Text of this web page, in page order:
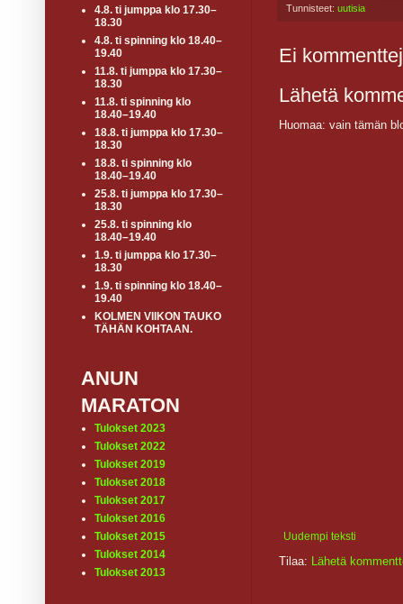
Tunnisteet: uutisia
Ei
Lähetä
Huomaa: vain tämän
Uudempi teksti
Tilaa: Lähetä
4.8. ti jumppa klo 17.30–
18.30
4.8. ti spinning klo 18.40–
19.40
11.8. ti jumppa klo 17.30–
18.30
11.8. ti spinning klo
18.40–19.40
18.8. ti jumppa klo 17.30–
18.30
18.8. ti spinning klo
18.40–19.40
25.8. ti jumppa klo 17.30–
18.30
25.8. ti spinning klo
18.40–19.40
1.9. ti jumppa klo 17.30–
18.30
1.9. ti spinning klo 18.40–
19.40
KOLMEN VIIKON TAUKO
TÄHÄN KOHTAAN.
ANUN
MARATON
Tulokset 2023
Tulokset 2022
Tulokset 2019
Tulokset 2018
Tulokset 2017
Tulokset 2016
Tulokset 2015
Tulokset 2014
Tulokset 2013